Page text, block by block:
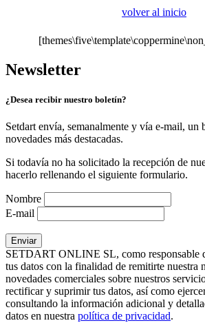
volver al inicio
Newsletter
¿Desea recibir nuestro boletín?
Setdart envía, semanalmente y vía e-mail, un
novedades más destacadas.
Si todavía no ha solicitado la recepción de
hacerlo rellenando el siguiente formulario.
Nombre
E-mail
SETDART ONLINE SL, como responsable
tus datos con la finalidad de remitirte nuestra
novedades comerciales sobre nuestros
rectificar y suprimir tus datos, así como
consultando la información adicional y
datos en nuestra política de privacidad.